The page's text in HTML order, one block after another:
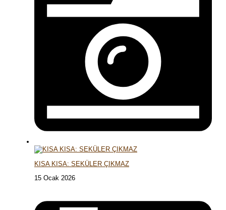
KISA KISA: SEKÜLER ÇIKMAZ
15 Ocak 2026